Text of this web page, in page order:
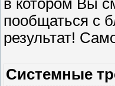
в котором Вы
пообщаться с
результат!
Системные